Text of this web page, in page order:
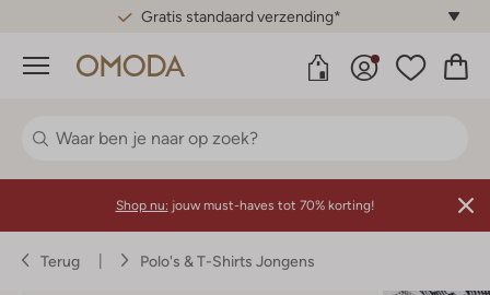
Gratis standaard verzending*
Menu
Shop nu: jouw must-haves tot 70% korting!
Terug Polo's & T-Shirts Jongens